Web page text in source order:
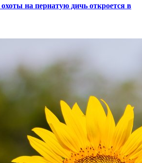
охоты на пернатую дичь откроется в